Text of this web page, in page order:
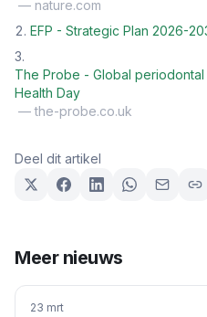
— nature.com
EFP - Strategic Plan 2026-
The Probe - Global
Health Day
—the-probe.co.uk
Deel dit artikel
Meer nieuws
23 mrt